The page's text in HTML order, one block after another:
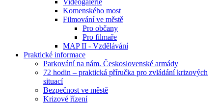
Videogalerie
Komenského most
Filmování ve městě
Pro občany
Pro filmaře
MAP II - Vzdělávání
Praktické informace
Parkování na nám. Československé armády
72 hodin – praktická příručka pro zvládání krizových
situací
Bezpečnost ve městě
Krizové řízení